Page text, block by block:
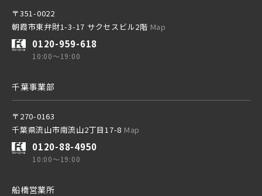
〒351-0022
朝霞市東弁財1-3-17 サクセスビル2階 Map
0120-959-618
10:00～19:00
千葉事業部
〒270-0163
千葉県流山市南流山2丁目17-8 Map
0120-88-4950
10:00～19:00
船橋営業所